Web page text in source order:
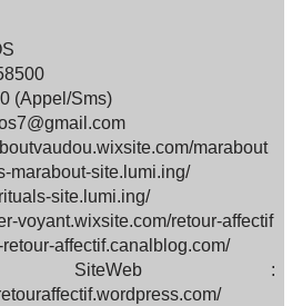
(Appel/Sms)
marabout
marabout-site.lumi.ing/
site.lumi.ing/
voyant.wixsite.com/retour-affectif
retour-affectif.canalblog.com/
: